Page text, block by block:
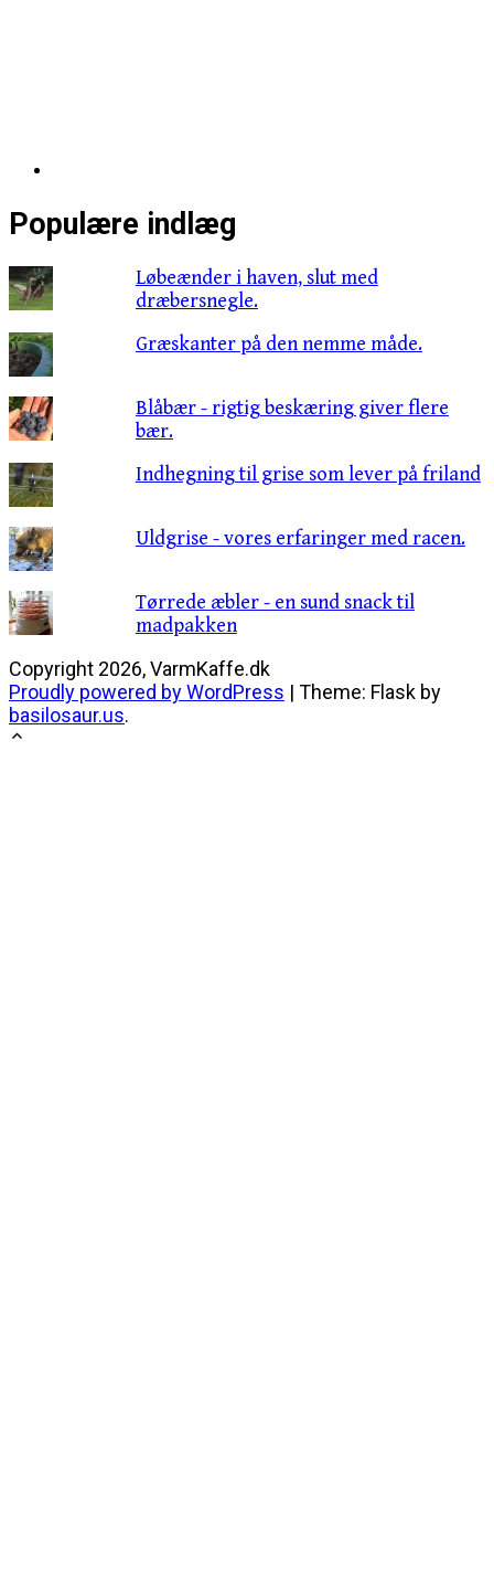
Populære indlæg
Løbeænder i haven, slut med
dræbersnegle.
Græskanter på den nemme måde.
Blåbær - rigtig beskæring giver flere
bær.
Indhegning til grise som lever på friland
Uldgrise - vores erfaringer med racen.
Tørrede æbler - en sund snack til
madpakken
Posts
navigation
Copyright 2026, VarmKaffe.dk
Proudly powered by WordPress | Theme: Flask by
basilosaur.us.